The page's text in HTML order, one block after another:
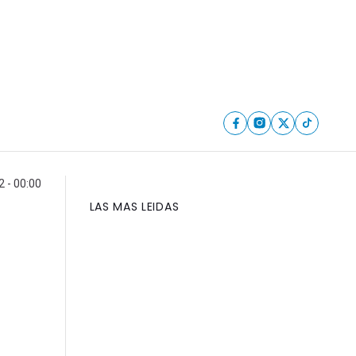
- 00:00
LAS MAS LEIDAS